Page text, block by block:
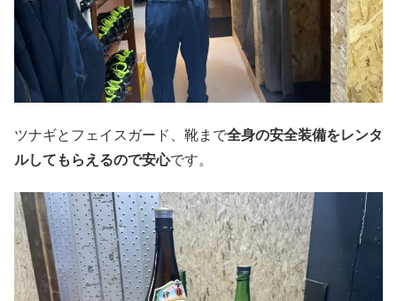
ツナギとフェイスガード、靴まで全身の安全装備をレンタ
ルしてもらえるので安心です。